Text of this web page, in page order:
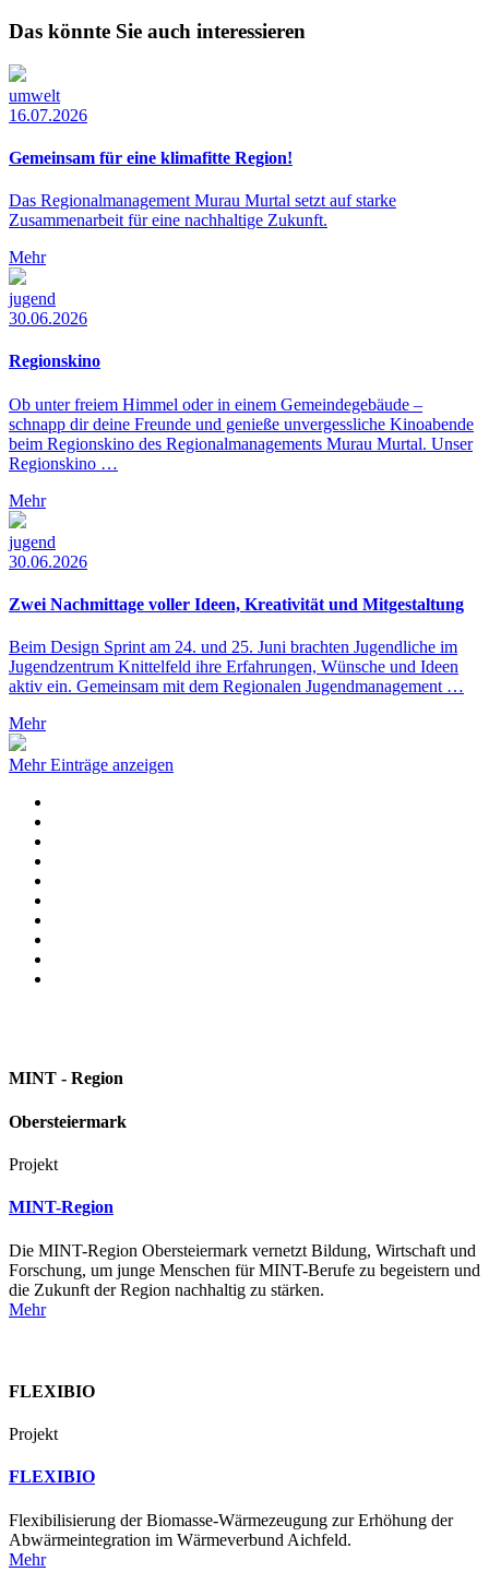
Das könnte Sie auch interessieren
umwelt
16.07.2026
Gemeinsam für eine klimafitte Region!
Das Regionalmanagement Murau Murtal setzt auf starke
Zusammenarbeit für eine nachhaltige Zukunft.
Mehr
jugend
30.06.2026
Regionskino
Ob unter freiem Himmel oder in einem Gemeindegebäude –
schnapp dir deine Freunde und genieße unvergessliche Kinoabende
beim Regionskino des Regionalmanagements Murau Murtal. Unser
Regionskino …
Mehr
jugend
30.06.2026
Zwei Nachmittage voller Ideen, Kreativität und Mitgestaltung
Beim Design Sprint am 24. und 25. Juni brachten Jugendliche im
Jugendzentrum Knittelfeld ihre Erfahrungen, Wünsche und Ideen
aktiv ein. Gemeinsam mit dem Regionalen Jugendmanagement …
Mehr
Mehr Einträge anzeigen
MINT - Region
Obersteiermark
Projekt
MINT-Region
Die MINT-Region Obersteiermark vernetzt Bildung, Wirtschaft und
Forschung, um junge Menschen für MINT-Berufe zu begeistern und
die Zukunft der Region nachhaltig zu stärken.
Mehr
FLEXIBIO
Projekt
FLEXIBIO
Flexibilisierung der Biomasse-Wärmezeugung zur Erhöhung der
Abwärmeintegration im Wärmeverbund Aichfeld.
Mehr